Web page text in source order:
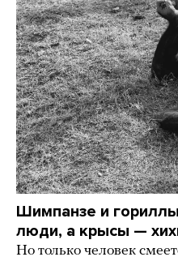
Шимпанзе и
люди, а крысы —
Но только человек